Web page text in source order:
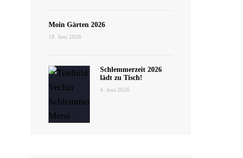
Moin Gärten 2026
18. Juni 2026
Schlemmerzeit 2026
lädt zu Tisch!
4. Juni 2026